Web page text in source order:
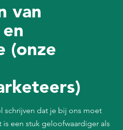
van
(onze
schrijven dat je bij ons moet
is een stuk geloofwaardiger als